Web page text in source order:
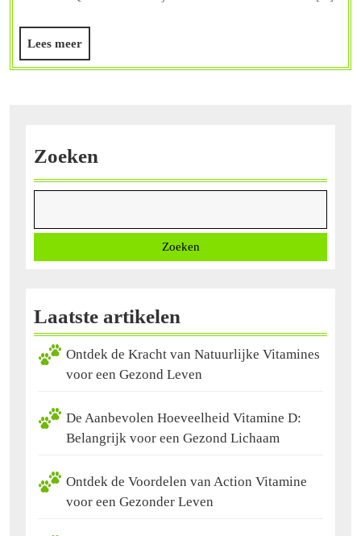
Rode
Gezondheid
Lees meerLees
meer
Zoeken
Zoeken
Laatste artikelen
Ontdek de Kracht van Natuurlijke Vitamines
voor een Gezond Leven
De Aanbevolen Hoeveelheid Vitamine D:
Belangrijk voor een Gezond Lichaam
Ontdek de Voordelen van Action Vitamine
voor een Gezonder Leven